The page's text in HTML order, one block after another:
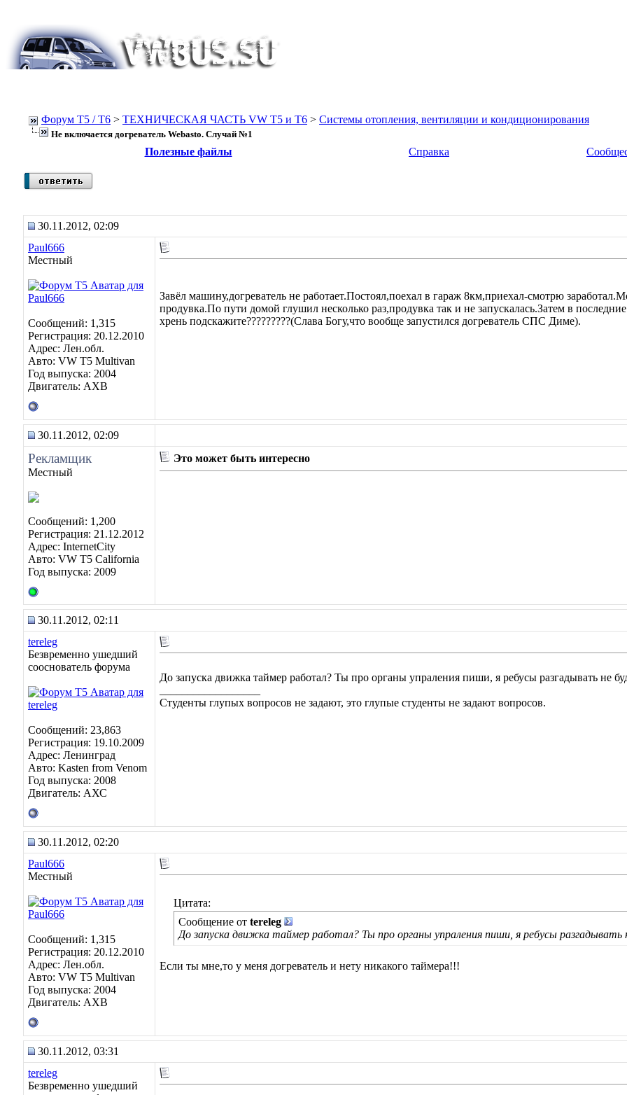
Форум Т5 / T6 > ТЕХНИЧЕСКАЯ ЧАСТЬ VW T5 и T6 > Системы отопления, вентиляции и кондиционирования
Не включается догреватель Webasto. Случай №1
Полезные файлы Справка
30.11.2012, 02:09
Paul666
Местный
Сообщений: 1,315
Регистрация: 20.12.2010
Адрес: Лен.обл.
Авто: VW T5 Multivan
Год выпуска: 2004
Двигатель: AXB
Завёл машину,догреватель не работает.Постоял,поехал в гараж 8км,приехал-смотрю
продувка.По пути домой глушил несколько раз,продувка так и не запускалась.Затем в
хрень подскажите?????????(Слава Богу,что вообще запустился догреватель СПС Диме).
30.11.2012, 02:09
Рекламщик
Местный
Сообщений: 1,200
Регистрация: 21.12.2012
Адрес: InternetCity
Авто: VW T5 California
Год выпуска: 2009
Это может быть интересно
30.11.2012, 02:11
tereleg
Безвременно ушедший
сооснователь форума
Сообщений: 23,863
Регистрация: 19.10.2009
Адрес: Ленинград
Авто: Kasten from Venom
Год выпуска: 2008
Двигатель: АХС
До запуска движка таймер работал? Ты про органы упраления пиши, я ребусы разгадывать не
Студенты глупых вопросов не задают, это глупые студенты не задают вопросов.
30.11.2012, 02:20
Paul666
Местный
Сообщений: 1,315
Регистрация: 20.12.2010
Адрес: Лен.обл.
Авто: VW T5 Multivan
Год выпуска: 2004
Двигатель: AXB
Цитата:
Сообщение от tereleg
До запуска движка таймер работал? Ты про органы упраления пиши, я ребусы разгадывать
Если ты мне,то у меня догреватель и нету никакого таймера!!!
30.11.2012, 03:31
tereleg
Безвременно ушедший